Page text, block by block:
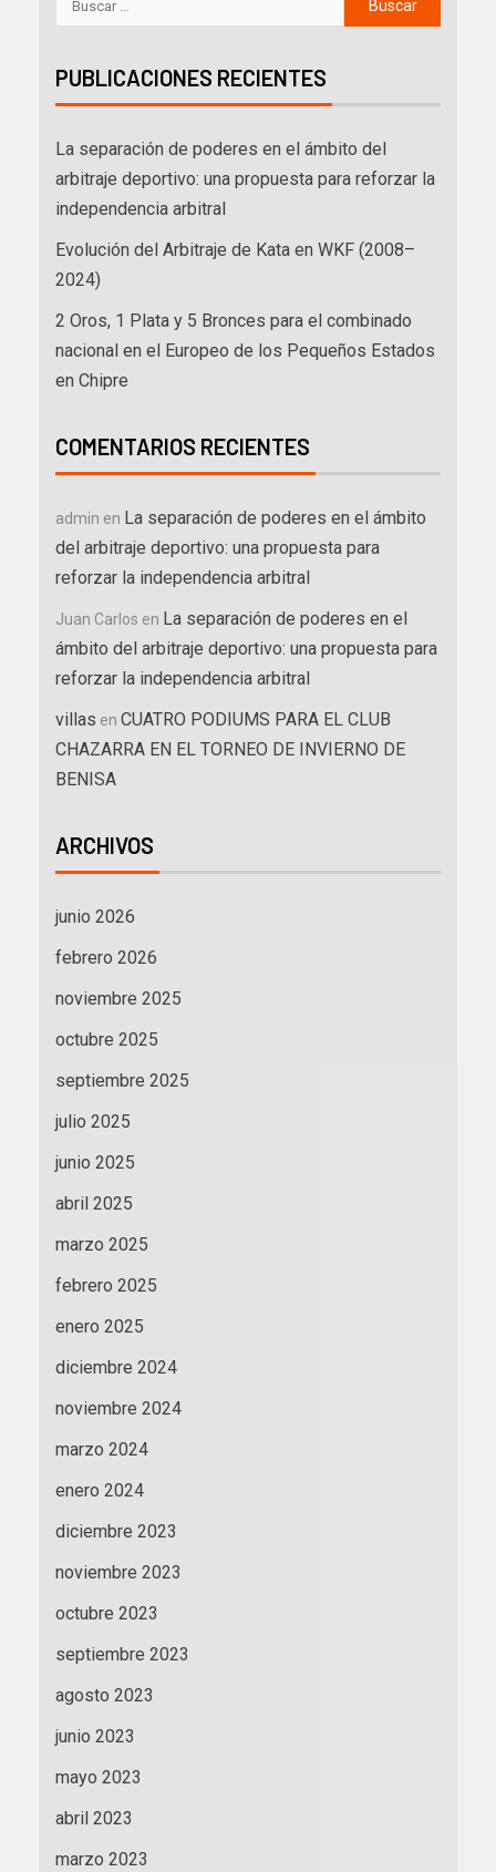
PUBLICACIONES RECIENTES
La separación de poderes en el ámbito del
arbitraje deportivo: una propuesta para reforzar la
independencia arbitral
Evolución del Arbitraje de Kata en WKF (2008–
2024)
2 Oros, 1 Plata y 5 Bronces para el combinado
nacional en el Europeo de los Pequeños Estados
en Chipre
COMENTARIOS RECIENTES
admin en La separación de poderes en el ámbito
del arbitraje deportivo: una propuesta para
reforzar la independencia arbitral
Juan Carlos en La separación de poderes en el
ámbito del arbitraje deportivo: una propuesta para
reforzar la independencia arbitral
villas en CUATRO PODIUMS PARA EL CLUB
CHAZARRA EN EL TORNEO DE INVIERNO DE
BENISA
ARCHIVOS
junio 2026
febrero 2026
noviembre 2025
octubre 2025
septiembre 2025
julio 2025
junio 2025
abril 2025
marzo 2025
febrero 2025
enero 2025
diciembre 2024
noviembre 2024
marzo 2024
enero 2024
diciembre 2023
noviembre 2023
octubre 2023
septiembre 2023
agosto 2023
junio 2023
mayo 2023
abril 2023
marzo 2023